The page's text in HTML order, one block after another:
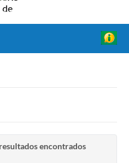
encontrados